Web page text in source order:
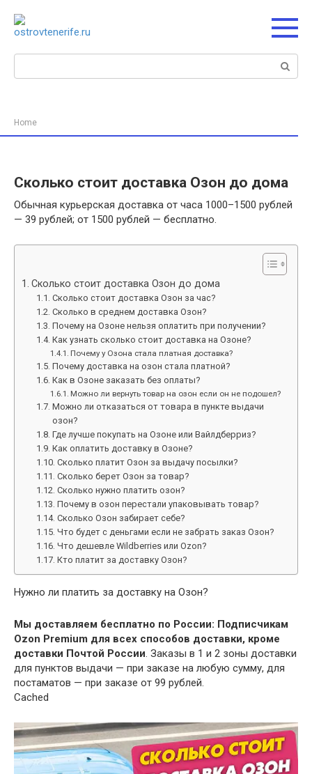
контенту
Поиск:
Home
Сколько стоит доставка Озон до дома
Обычная курьерская доставка от часа 1000–1500 рублей
— 39 рублей; от 1500 рублей — бесплатно.
Сколько стоит доставка Озон до дома
Сколько стоит доставка Озон за час?
Сколько в среднем доставка Озон?
Почему на Озоне нельзя оплатить при получении?
Как узнать сколько стоит доставка на Озоне?
Почему у Озона стала платная доставка?
Почему доставка на озон стала платной?
Как в Озоне заказать без оплаты?
Можно ли вернуть товар на озон если он не подошел?
Можно ли отказаться от товара в пункте выдачи
озон?
Где лучше покупать на Озоне или Вайлдберриз?
Как оплатить доставку в Озоне?
Сколько платит Озон за выдачу посылки?
Сколько берет Озон за товар?
Сколько нужно платить озон?
Почему в озон перестали упаковывать товар?
Сколько Озон забирает себе?
Что будет с деньгами если не забрать заказ Озон?
Что дешевле Wildberries или Ozon?
Кто платит за доставку Озон?
Нужно ли платить за доставку на Озон?
Мы доставляем бесплатно по России: Подписчикам
Ozon Premium для всех способов доставки, кроме
доставки Почтой России. Заказы в 1 и 2 зоны доставки
для пунктов выдачи — при заказе на любую сумму, для
постаматов — при заказе от 99 рублей.
Cached